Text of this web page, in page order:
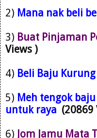
2) Mana nak beli
3) Buat Pinjaman
Views )
4) Beli Baju
5) Meh tengok
untuk raya (20869
6) Jom Jamu Mata